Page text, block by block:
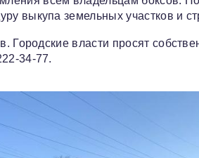
выкупа земельных участков и
Городские власти просят
34-77.